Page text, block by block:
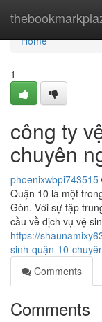
Home
Home
1
công ty
chuyên
phoenixwbpi743515
Quận 10 là một
Gòn. Với sự tập
cầu về dịch vụ vệ
https://
sinh-quận-10-
Comments
Comments